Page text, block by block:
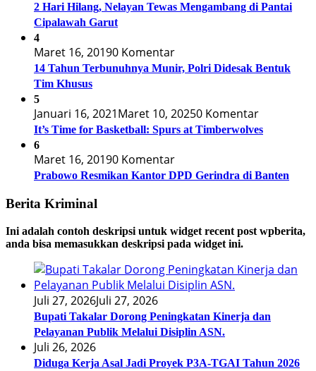
2 Hari Hilang, Nelayan Tewas Mengambang di Pantai
Cipalawah Garut
4
Maret 16, 20190 Komentar
14 Tahun Terbunuhnya Munir, Polri Didesak Bentuk
Tim Khusus
5
Januari 16, 2021Maret 10, 20250 Komentar
It’s Time for Basketball: Spurs at Timberwolves
6
Maret 16, 20190 Komentar
Prabowo Resmikan Kantor DPD Gerindra di Banten
Berita Kriminal
Ini adalah contoh deskripsi untuk widget recent post wpberita,
anda bisa memasukkan deskripsi pada widget ini.
Juli 27, 2026Juli 27, 2026
Bupati Takalar Dorong Peningkatan Kinerja dan
Pelayanan Publik Melalui Disiplin ASN.
Juli 26, 2026
Diduga Kerja Asal Jadi Proyek P3A-TGAI Tahun 2026